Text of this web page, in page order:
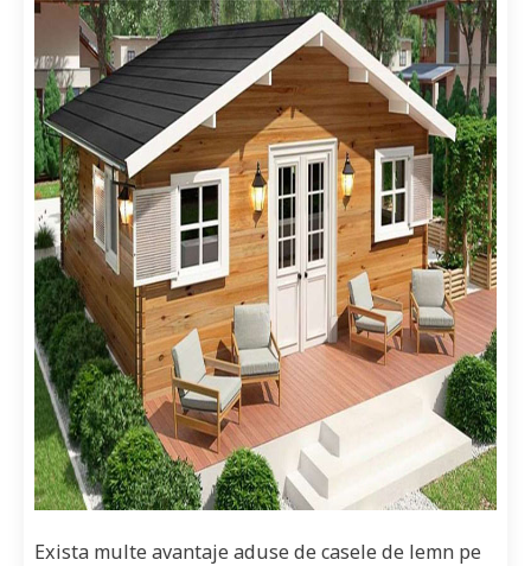
Exista multe avantaje aduse de casele de lemn pe